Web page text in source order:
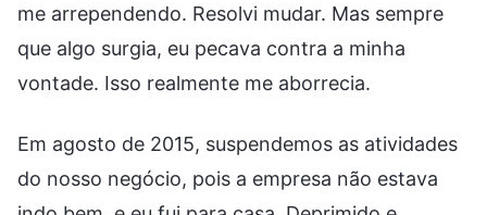
me arrependendo. Resolvi mudar. Mas sempre
que algo surgia, eu pecava contra a minha
vontade. Isso realmente me aborrecia.
Em agosto de 2015, suspendemos as atividades
do nosso negócio, pois a empresa não estava